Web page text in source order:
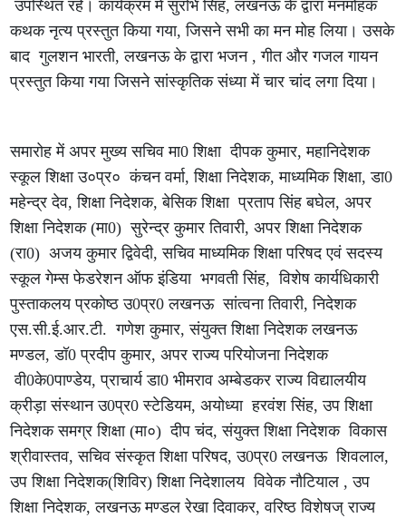
उपस्थित रहे। कार्यक्रम में सुरभि सिंह, लखनऊ के द्वारा मनमोहक
कथक नृत्य प्रस्तुत किया गया, जिसने सभी का मन मोह लिया। उसके
बाद गुलशन भारती, लखनऊ के द्वारा भजन , गीत और गजल गायन
प्रस्तुत किया गया जिसने सांस्कृतिक संध्या में चार चांद लगा दिया।
समारोह में अपर मुख्य सचिव मा0 शिक्षा दीपक कुमार, महानिदेशक
स्कूल शिक्षा उ०प्र० कंचन वर्मा, शिक्षा निदेशक, माध्यमिक शिक्षा, डा0
महेन्द्र देव, शिक्षा निदेशक, बेसिक शिक्षा प्रताप सिंह बघेल, अपर
शिक्षा निदेशक (मा0) सुरेन्द्र कुमार तिवारी, अपर शिक्षा निदेशक
(रा0) अजय कुमार द्विवेदी, सचिव माध्यमिक शिक्षा परिषद एवं सदस्य
स्कूल गेम्स फेडरेशन ऑफ इंडिया भगवती सिंह, विशेष कार्यधिकारी
पुस्ताकलय प्रकोष्ठ उ0प्र0 लखनऊ सांत्वना तिवारी, निदेशक
एस.सी.ई.आर.टी. गणेश कुमार, संयुक्त शिक्षा निदेशक लखनऊ
मण्डल, डॉ0 प्रदीप कुमार, अपर राज्य परियोजना निदेशक
वी0के0पाण्डेय, प्राचार्य डा0 भीमराव अम्बेडकर राज्य विद्यालयीय
क्रीड़ा संस्थान उ0प्र0 स्टेडियम, अयोध्या हरवंश सिंह, उप शिक्षा
निदेशक समग्र शिक्षा (मा०) दीप चंद, संयुक्त शिक्षा निदेशक विकास
श्रीवास्तव, सचिव संस्कृत शिक्षा परिषद, उ0प्र0 लखनऊ शिवलाल,
उप शिक्षा निदेशक(शिविर) शिक्षा निदेशालय विवेक नौटियाल , उप
शिक्षा निदेशक, लखनऊ मण्डल रेखा दिवाकर, वरिष्ठ विशेषज् राज्य